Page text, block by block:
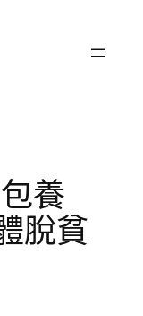
養
脫貧